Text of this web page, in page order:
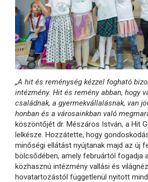
„A hit és reménység kézzel fogható
intézmény. Hit és remény abban, hogy
családnak, a gyermekvállalásnak, van
honban és a városainkban való
köszöntőjét dr. Mészáros István, a Hit
lelkésze. Hozzátette, hogy
minőségi ellátást nyújtanak majd az új
bölcsődében, amely februártól fogadja
közhasznú intézmény vallási és
hovatartozástól függetlenül nyitott